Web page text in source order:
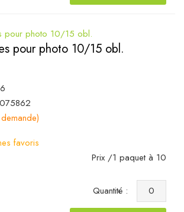
pour photo 10/15 obl.
favoris
Prix /1 paquet à 10
Quantité :